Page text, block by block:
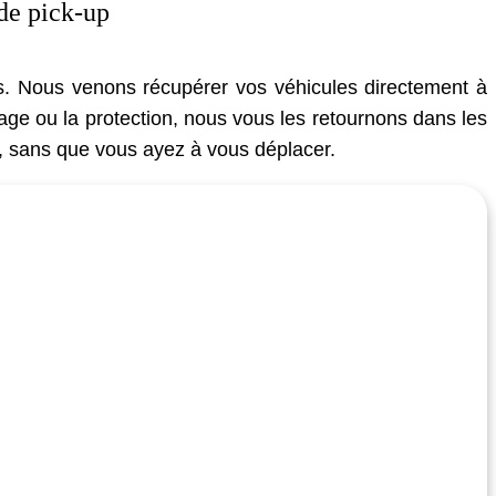
pick-up
Nous venons récupérer vos véhicules directement à
ou la protection, nous vous les retournons dans les
que vous ayez à vous déplacer.